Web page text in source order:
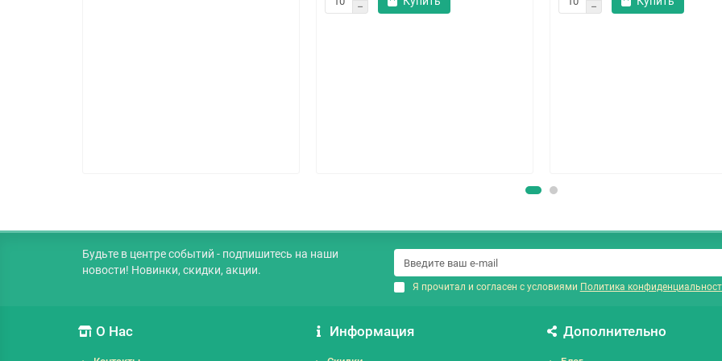
Будьте в центре событий - подпишитесь на наши
новости! Новинки, скидки, акции.
Я прочитал и согласен с условиями Политика
О Нас Информация Дополнительно